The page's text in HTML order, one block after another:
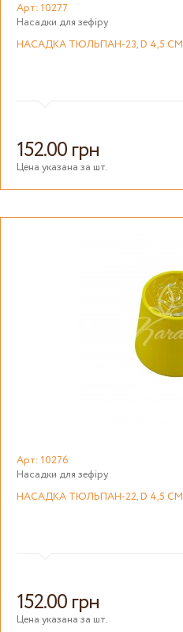
Арт: 10277
Насадки для зефіру
НАСАДКА ТЮЛЬПАН-23, D 4,5 СМ
152.00 грн
Цена указана за шт.
Арт: 10276
Насадки для зефіру
НАСАДКА ТЮЛЬПАН-22, D 4,5 СМ
152.00 грн
Цена указана за шт.